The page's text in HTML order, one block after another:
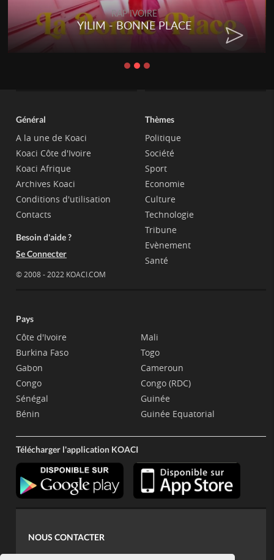
RAP IVOIRE
YILIM - BONNE PLACE
Général
A la une de Koaci
Koaci Côte d'Ivoire
Koaci Afrique
Archives Koaci
Conditions d'utilisation
Contacts
Besoin d'aide ?
Se Connecter
© 2008 - 2022 KOACI.COM
Thèmes
Politique
Société
Sport
Economie
Culture
Technologie
Tribune
Evènement
Santé
Pays
Côte d'Ivoire
Burkina Faso
Gabon
Congo
Sénégal
Bénin
Mali
Togo
Cameroun
Congo (RDC)
Guinée
Guinée Equatorial
Télécharger l'application KOACI
NOUS CONTACTER